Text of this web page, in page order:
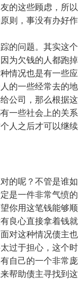
的这些顾虑，所以
则，事没有办好作
的问题。其实这个
为欠钱的人都跑掉
情况也是有一些应
的一些经常去的地
公司，那么根据这
一些社会上的关系
人之后才可以继续
的呢？不管是谁如
是一件非常气愤的
你用这笔钱能够顺
良心直接拿着钱就
对这种情况债主也
过于担心，这个时
自己的一个非常庞
帮助债主寻找到这